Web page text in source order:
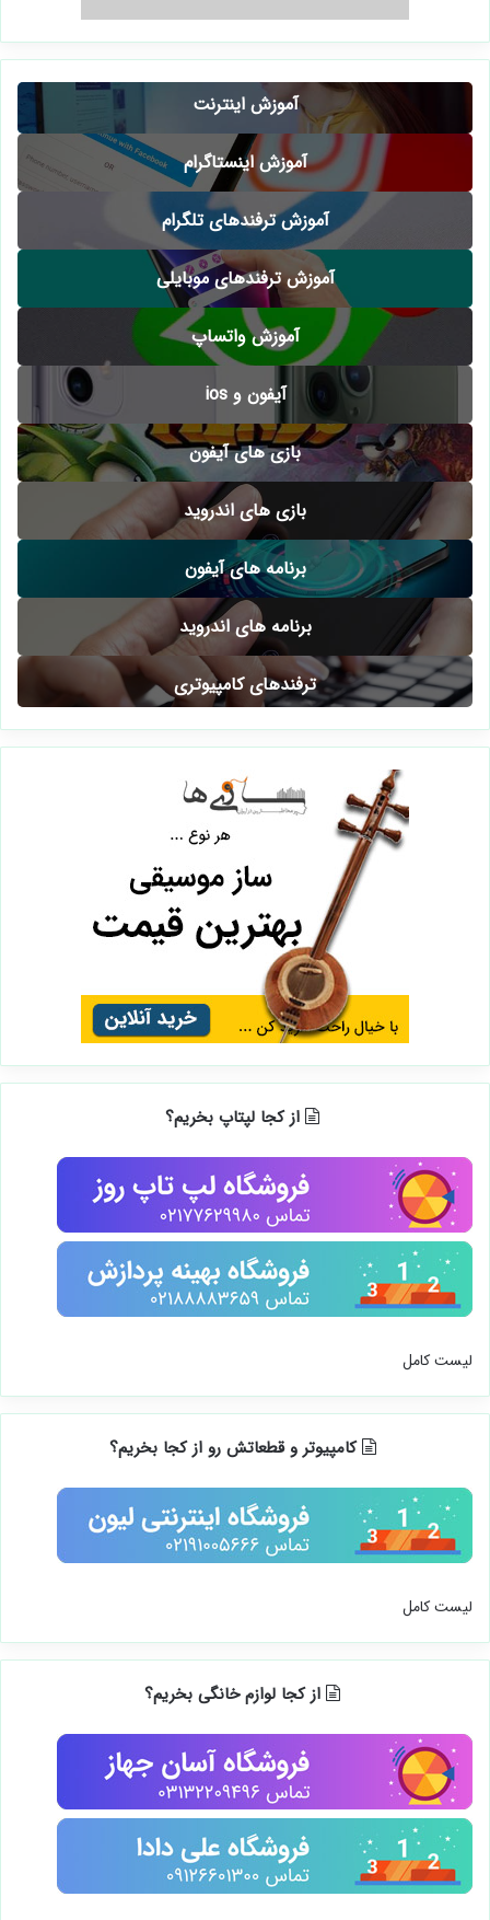
آموزش اینترنت
آموزش اینستاگرام
آموزش ترفندهای تلگرام
آموزش ترفندهای موبایلی
آموزش واتساپ
آیفون و ios
بازی های آیفون
بازی های اندروید
برنامه های آیفون
برنامه های اندروید
ترفندهای کامپیوتری
از کجا لپتاپ بخریم؟
لیست کامل
کامپیوتر و قطعاتش رو از کجا بخریم؟
لیست کامل
از کجا لوازم خانگی بخریم؟